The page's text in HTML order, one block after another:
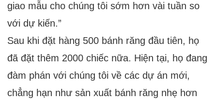
giao mẫu cho chúng tôi sớm hơn vài tuần so
với dự kiến.”
Sau khi đặt hàng 500 bánh răng đầu tiên, họ
đã đặt thêm 2000 chiếc nữa. Hiện tại, họ đang
đàm phán với chúng tôi về các dự án mới,
chẳng hạn như sản xuất bánh răng nhẹ hơn